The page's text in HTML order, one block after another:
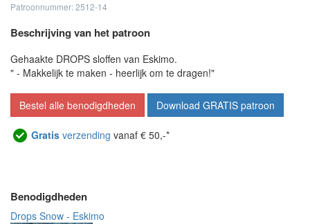
Patroonnummer: 2512-14
Beschrijving van het patroon
Gehaakte DROPS sloffen van Eskimo.
" - Makkelijk te maken - heerlijk om te dragen!"
Bestel alle benodigdheden Download GRATIS patroon
Gratis verzending vanaf € 50,-*
Benodigdheden
Drops Snow - Eskimo